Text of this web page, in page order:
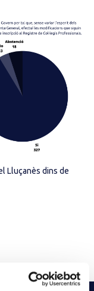
Lluçanès dins de